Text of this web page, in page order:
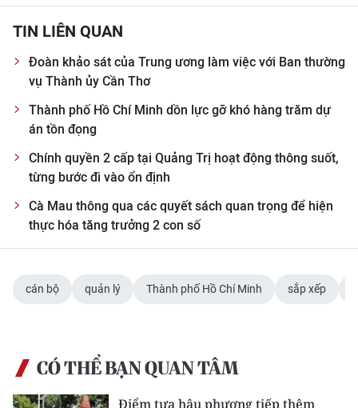
TIN LIÊN QUAN
Đoàn khảo sát của Trung ương làm việc với Ban thường
vụ Thành ủy Cần Thơ
Thành phố Hồ Chí Minh dồn lực gỡ khó hàng trăm dự
án tồn đọng
Chính quyền 2 cấp tại Quảng Trị hoạt động thông suốt,
từng bước đi vào ổn định
Cà Mau thông qua các quyết sách quan trọng để hiện
thực hóa tăng trưởng 2 con số
cán bộ quản lý Thành phố Hồ Chí Minh sắp xếp
CÓ THỂ BẠN QUAN TÂM
Điểm tựa hậu phương tiếp thêm